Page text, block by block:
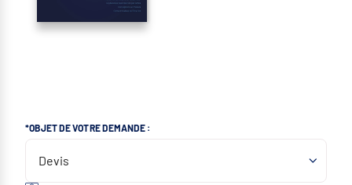
*OBJET DE VOTRE DEMANDE :